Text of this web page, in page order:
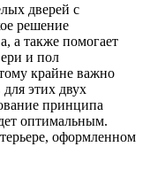
дверей с
решение
а также помогает
и пол
крайне важно
этих двух
принципа
оптимальным.
оформленном